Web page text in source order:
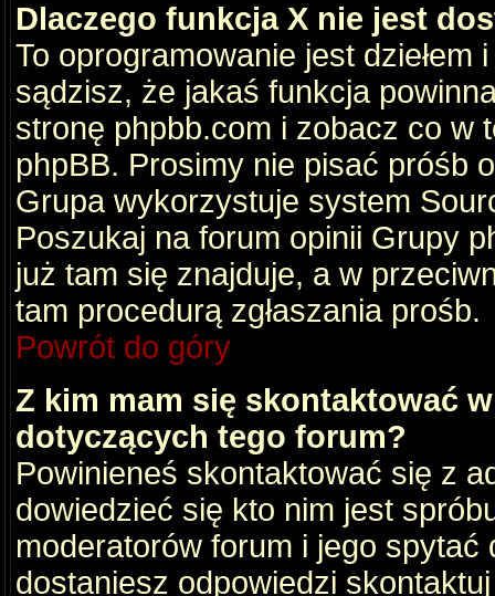
Dlaczego funkcja X nie jest
To oprogramowanie jest dziełem
sądzisz, że jakaś funkcja
stronę phpbb.com i zobacz co w
phpBB. Prosimy nie pisać próśb
Grupa wykorzystuje system
Poszukaj na forum opinii Grupy
już tam się znajduje, a w
tam procedurą zgłaszania prośb.
Powrót do góry
Z kim mam się skontaktować
dotyczących tego forum?
Powinieneś skontaktować się z
dowiedzieć się kto nim jest
moderatorów forum i jego
dostaniesz odpowiedzi